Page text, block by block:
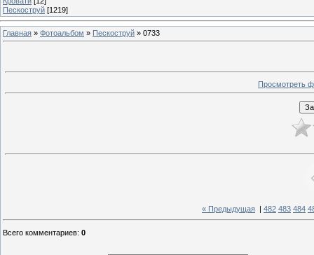
Пескоструй [1219]
Главная » Фотоальбом » Пескоструй » 0733
Просмотреть
« Предыдущая 482 483 484
Всего комментариев: 0